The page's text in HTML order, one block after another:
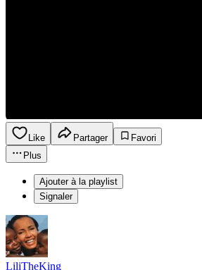
Like Partager
Favori
Plus
Ajouter à la playlist
Signaler
LiliTheKing